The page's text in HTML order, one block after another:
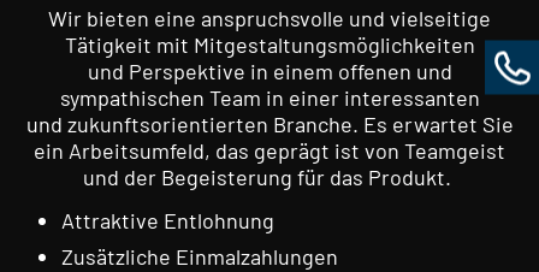
Wir bieten eine anspruchsvolle und vielseitige
Tätigkeit mit Mitgestaltungsmöglichkeiten
und Perspektive in einem offenen und
sympathischen Team in einer interessanten
und zukunftsorientierten Branche. Es erwartet Sie
ein Arbeitsumfeld, das geprägt ist von Teamgeist
und der Begeisterung für das Produkt.
Attraktive Entlohnung
Zusätzliche Einmalzahlungen